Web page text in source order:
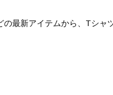
最新アイテムから、Tシ